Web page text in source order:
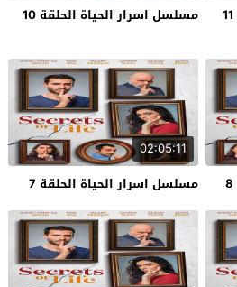
مسلسل اسرار الحياة الحلقة 11
مسلسل اسرار الحياة الحلقة 10
02:05:11
مسلسل اسرار الحياة الحلقة 7